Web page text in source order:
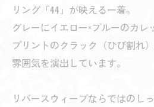
リング「44」が映える一着。
グレーにイエロー×ブルーのカレ
プリントのクラック（ひび割れ
雰囲気を演出しています。
リバースウィーブならではのし